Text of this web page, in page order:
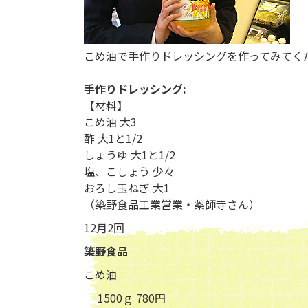
こめ油で手作りドレッシングを作ってみてく
手作りドレッシング:
【材料】
こめ油 大3
酢 大1と1/2
しょうゆ 大1と1/2
塩、こしょう 少々
おろし玉ねぎ 大1
（築野食品工業営業・薬師寺さん）
12月2回
築野食品
こめ油
1500ｇ780円